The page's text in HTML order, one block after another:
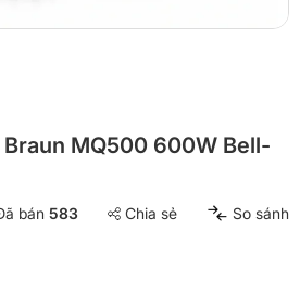
MQ500 600W Bell-
bán 583 Chia sẻ So sánh